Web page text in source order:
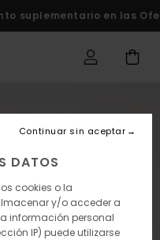
suplementario en las
DATOS
cookies o la
y/o acceder a
información personal
IP) puede utilizarse
Continuar sin aceptar